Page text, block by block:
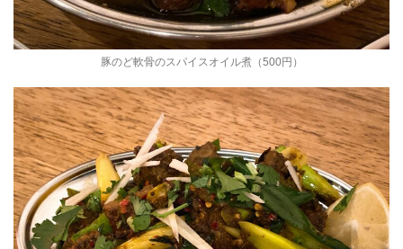
豚のど軟骨のスパイスオイル煮（500円）